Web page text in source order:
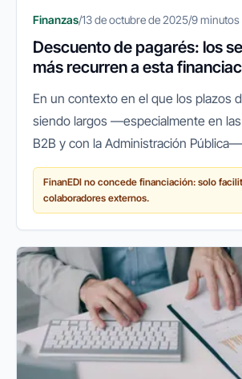
Finanzas/13 de octubre de 2025/9 minutos
Descuento de pagarés: los
más recurren a esta
En un contexto en el que los plazos
siendo largos —especialmente en
B2B y con la Administración
empresas españolas recurren a
les permitan mantener su...
FinanEDI no concede financiación: solo
colaboradores externos.